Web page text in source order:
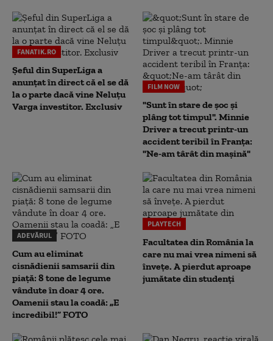
FANATIK.RO
Șeful din SuperLiga a
anunțat în direct că el se dă
la o parte dacă vine Neluțu
Varga investitor. Exclusiv
FILM NOW
"Sunt în stare de șoc și
plâng tot timpul". Minnie
Driver a trecut printr-un
accident teribil în Franța:
"Ne-am târât din mașină"
ADEVĂRUL
Cum au eliminat
cisnădienii samsarii din
piață: 8 tone de legume
vândute în doar 4 ore.
Oamenii stau la coadă: „E
incredibil!” FOTO
PLAYTECH
Facultatea din România la
care nu mai vrea nimeni să
înveţe. A pierdut aproape
jumătate din studenţi